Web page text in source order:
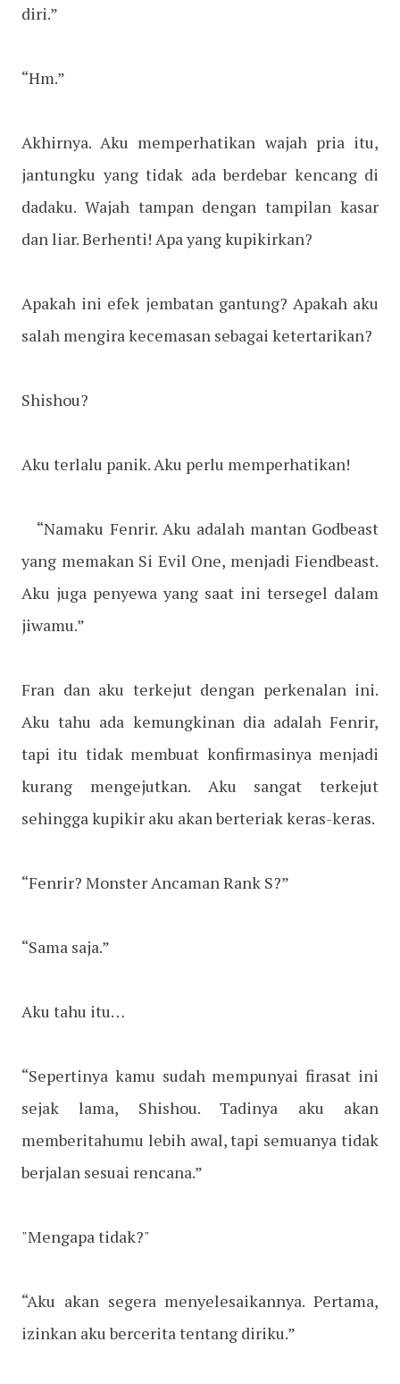
diri.”
“Hm.”
Akhirnya. Aku memperhatikan wajah pria itu,
jantungku yang tidak ada berdebar kencang di
dadaku. Wajah tampan dengan tampilan kasar
dan liar. Berhenti! Apa yang kupikirkan?
Apakah ini efek jembatan gantung? Apakah aku
salah mengira kecemasan sebagai ketertarikan?
Shishou?
Aku terlalu panik. Aku perlu memperhatikan!
“Namaku Fenrir. Aku adalah mantan Godbeast
yang memakan Si Evil One, menjadi Fiendbeast.
Aku juga penyewa yang saat ini tersegel dalam
jiwamu.”
Fran dan aku terkejut dengan perkenalan ini.
Aku tahu ada kemungkinan dia adalah Fenrir,
tapi itu tidak membuat konfirmasinya menjadi
kurang mengejutkan. Aku sangat terkejut
sehingga kupikir aku akan berteriak keras-keras.
“Fenrir? Monster Ancaman Rank S?”
“Sama saja.”
Aku tahu itu…
“Sepertinya kamu sudah mempunyai firasat ini
sejak lama, Shishou. Tadinya aku akan
memberitahumu lebih awal, tapi semuanya tidak
berjalan sesuai rencana.”
"Mengapa tidak?"
“Aku akan segera menyelesaikannya. Pertama,
izinkan aku bercerita tentang diriku.”